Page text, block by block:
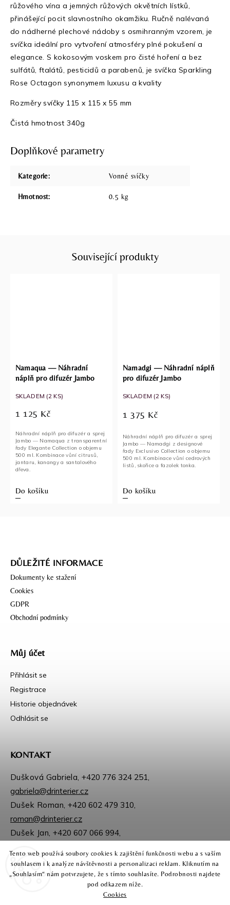
Tento web používá soubory cookies k zajištění funkčnosti webu a s vaším
souhlasem i k analýze návštěvnosti a personalizaci reklam. Kliknutím na
„Souhlasím“ nám potvrzujete, že s tímto souhlasíte. Podrobnosti najdete
pod odkazem níže.
Cookies
růžového vína a jemných růžových okvětních lístků,
přinášející pocit slavnostního okamžiku. Ručně nalévaná
do nádherné plechové nádoby s osmihranným vzorem, je
svíčka ideální pro vytvoření atmosféry plné pokušení a
elegance. S kokosovým voskem pro čisté hoření a bez
sulfátů, ftalátů, pesticidů a parabenů, je svíčka Sparkling
Rose Octagon synonymem luxusu a kvality
Rozměry svíčky 115 x 115 x 55 mm
Čistá hmotnost 340g
Doplňkové parametry
Kategorie: Vonné svíčky
Hmotnost: 0.5 kg
Související produkty
Namaqua — Náhradní
náplň pro difuzér Jambo
SKLADEM (2 KS)
1 125 Kč
Do košíku
Náhradní náplň pro difuzér a sprej
Jambo — Namaqua z transparentní
řady Elegante Collection o objemu
500 ml. Kombinace vůní citrusů,
jantaru, kanangy a santalového
Namadgi — Náhradní náplň
pro difuzér Jambo
SKLADEM (2 KS)
1 375 Kč
Do košíku
Náhradní náplň pro difuzér a sprej
Jambo — Namadgi z designové
řady Exclusivo Collection o objemu
500 ml. Kombinace vůní cedrových
DŮLEŽITÉ INFORMACE
Dokumenty ke stažení
Cookies
GDPR
Obchodní podmínky
Můj účet
Přihlásit se
Registrace
Historie objednávek
Odhlásit se
KONTAKT
Dušková Gabriela,+420 776 324 251,
gabriela@drinterier.cz
Dušek Roman,+420 602 479 310,
roman@drinterier.cz
Dušek Jan,+420 607 066 994,
Sledujte nás na Facebooku
Instagram